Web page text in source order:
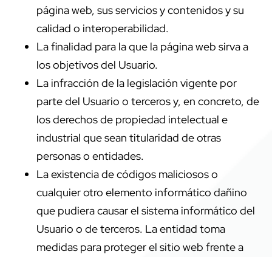
página web, sus servicios y contenidos y su
calidad o interoperabilidad.
La finalidad para la que la página web sirva a
los objetivos del Usuario.
La infracción de la legislación vigente por
parte del Usuario o terceros y, en concreto, de
los derechos de propiedad intelectual e
industrial que sean titularidad de otras
personas o entidades.
La existencia de códigos maliciosos o
cualquier otro elemento informático dañino
que pudiera causar el sistema informático del
Usuario o de terceros. La entidad toma
medidas para proteger el sitio web frente a